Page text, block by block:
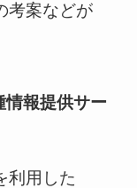
考案などが
情報提供サー
利用した